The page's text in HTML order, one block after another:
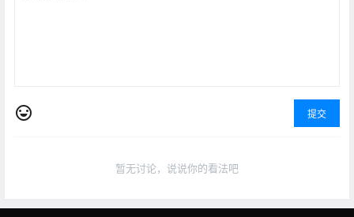
提交
暂无讨论，说说你的看法吧